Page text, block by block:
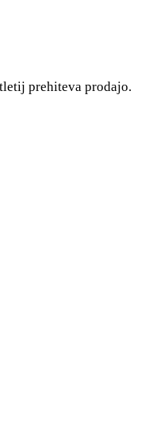
prehiteva prodajo.